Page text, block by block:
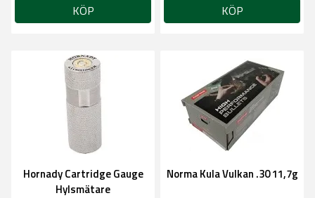
KÖP KÖP
Hornady Cartridge Gauge
Hylsmätare
Norma Kula Vulkan .30 11,7g